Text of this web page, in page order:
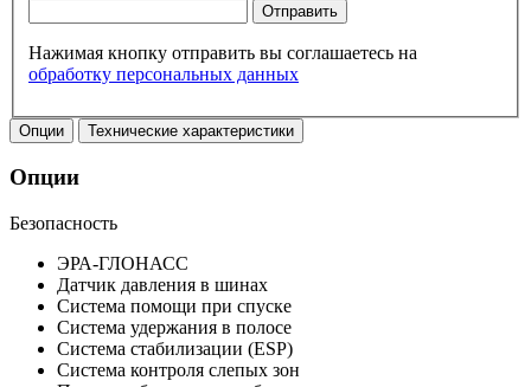
Отправить
Нажимая кнопку отправить вы соглашаетесь на
обработку персональных данных
Опции Технические характеристики
Опции
Безопасность
ЭРА-ГЛОНАСС
Датчик давления в шинах
Система помощи при спуске
Система удержания в полосе
Система стабилизации (ESP)
Система контроля слепых зон